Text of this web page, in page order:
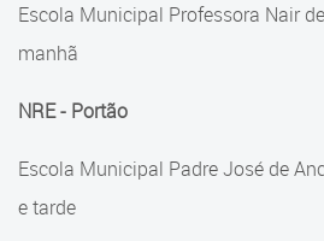
Escola Municipal Professora Nair
manhã
NRE - Portão
Escola Municipal Padre José de
e tarde